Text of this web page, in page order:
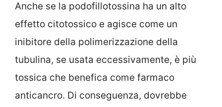
Anche se la podofillotossina ha un alto
effetto citotossico e agisce come un
inibitore della polimerizzazione della
tubulina, se usata eccessivamente, è più
tossica che benefica come farmaco
anticancro. Di conseguenza, dovrebbe